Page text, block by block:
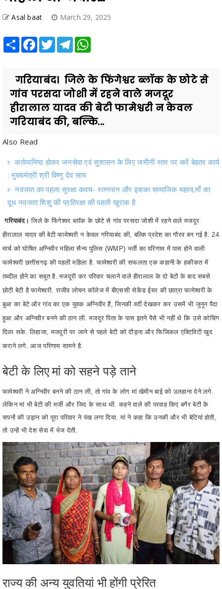
गरियाबंद। जिले के फिंगेश्वर ब्लॉक के छोटे से
हीरालाल यादव की बेटी फामेश्वरी न केवल
गरियाबंद की, बल्कि...
Also Read
: मुख्यमंत्री श्री विष्णु देव साय
नवजात का पहला सुरक्षा कवच- स्तनपान और इसका सामाजिक महत्व,माँ का
दूध नवजात शिशु की प्रतिरक्षा की पहली खुराक है
गरियाबंद।जिले के फिंगेश्वर ब्लॉक के छोटे से गांव परसदा जोशी में रहने वाले मजदूर
हीरालाल यादव की बेटी फामेश्वरी न केवल गरियाबंद की, बल्कि प्रदेश का गौरव बन गई है. 24
मार्च को घोषित अग्निवीर महिला सैन्य पुलिस (WMP) भर्ती का परिणाम में पास होने वाली
फामेश्वरी छत्तीसगढ़ की पहली महिला है. फामेश्वरी की सफलता एक कहानी के हकीकत में
तब्दील होने का सबूत है. मजदूरी कर परिवार चलाने वाले हीरालाल के दो बेटों के बाद सबसे
छोटी बेटी है फामेश्वरी. राजीव लोचन कॉलेज में बीएससी सेकेंड ईयर की छात्रा फामेश्वरी के
बुआ का बेटे और गांव का एक युवक अग्निवीर हैं, जिनकी वर्दी देखकर कर उसमें भी जुनून पैदा
हुआ और अग्निवीर बनने की ठान ली. मजदूर पिता के पास इतने पैसे भी नहीं थे कि उसे कोचिंग
दिला सके. लिहाजा, मजदूरी पर जाने से पहले बेटी को दौड़ना और फिजिकल एक्टिविटी खुद
कराने लगे. आज परिणाम सामने है.
बेटी के लिए मां को सहने पड़े ताने
फामेश्वरी ने अग्निवीर बनने की ठान ली, तो गांव के लोग मां खेमीन बाई को उलहाना देने लगे.
लेकिन मां भी बेटी की मर्जी और जिद के साथ थी. कहने वाले की परवाह किए बगैर बेटी के
सपनों की उड़ान को पूरा परिवार ने पंख लगा दिया. मां ने कहा कि उनकी और भी बेटियां होती,
तो उन्हें भी देश सेवा में भेज देती.
राज्य की अन्य युवतियां भी होंगी प्रेरित
आज फामेश्वरी भारतीय सेना में अग्निवीर महिला पुलिस के तौर चयनित होने वाली छत्तीसगढ़